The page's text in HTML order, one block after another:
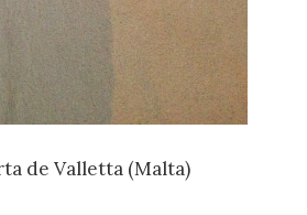
de Valletta (Malta)